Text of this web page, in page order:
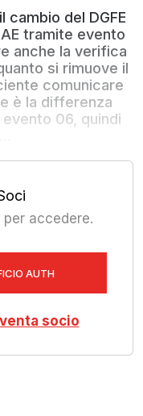
cambio del DGFE
tramite evento
anche la verifica
si rimuove il
comunicare
è la differenza
06, quindi
accedere.
AUTH
socio